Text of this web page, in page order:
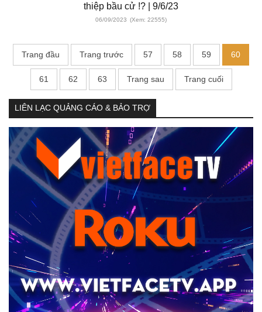
thiệp bầu cử !? | 9/6/23
06/09/2023 (Xem: 22555)
Trang đầu Trang trước 57 58 59 60
61 62 63 Trang sau Trang cuối
LIÊN LẠC QUẢNG CÁO & BẢO TRỢ